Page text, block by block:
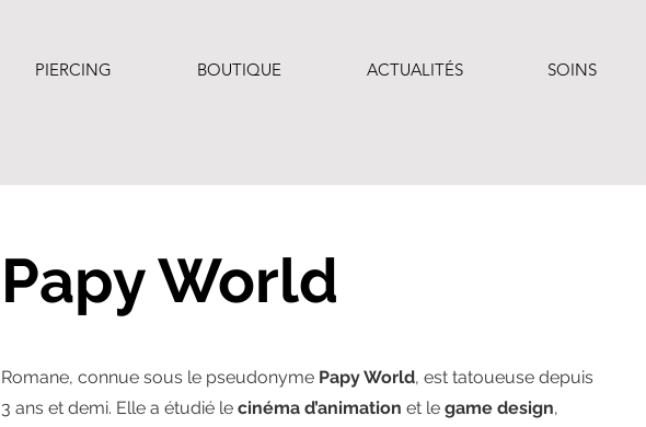
PIERCING BOUTIQUE ACTUALITÉS SOINS
Papy World
Romane, connue sous le pseudonyme Papy World, est tatoueuse depuis
3 ans et demi. Elle a étudié le cinéma d’animation et le game design,